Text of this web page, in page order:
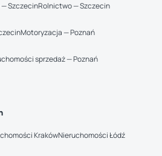
— SzczecinRolnictwo — Szczecin
Motoryzacja — Poznań
sprzedaż — Poznań
KrakówNieruchomości Łódź